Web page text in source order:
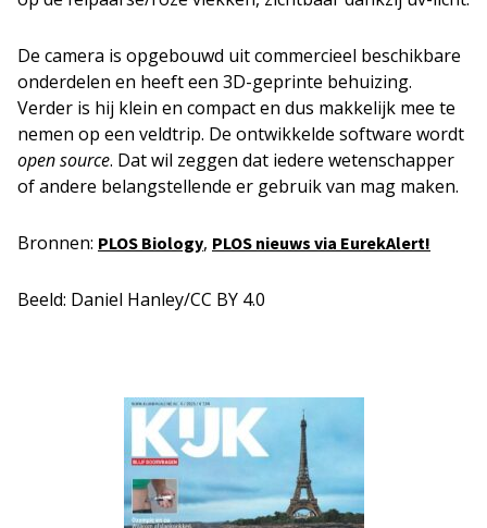
De camera is opgebouwd uit commercieel beschikbare
onderdelen en heeft een 3D-geprinte behuizing.
Verder is hij klein en compact en dus makkelijk mee te
nemen op een veldtrip. De ontwikkelde software wordt
open source. Dat wil zeggen dat iedere wetenschapper
of andere belangstellende er gebruik van mag maken.
Bronnen: PLOS Biology, PLOS nieuws via EurekAlert!
Beeld: Daniel Hanley/CC BY 4.0